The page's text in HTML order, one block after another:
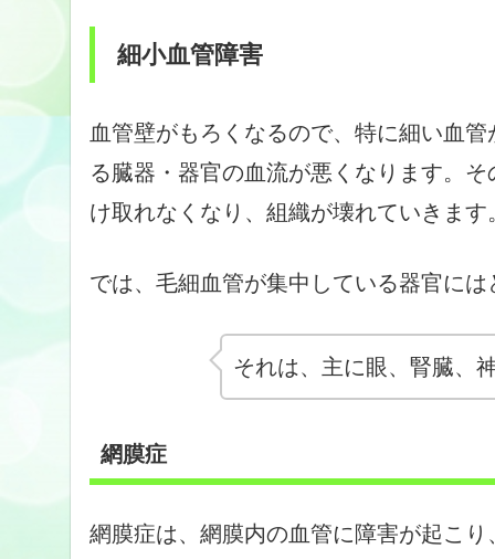
細小血管障害
血管壁がもろくなるので、特に細い血
る臓器・器官の血流が悪くなります。
け取れなくなり、組織が壊れていきます
では、毛細血管が集中している器官に
それは、主に眼、腎臓、
網膜症
網膜症は、網膜内の血管に障害が起こ